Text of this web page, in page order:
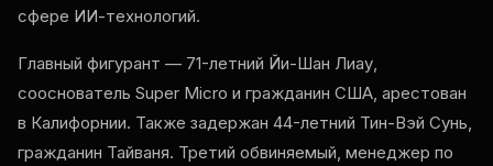
сфере ИИ-технологий.
Главный фигурант — 71-летний Йи-Шан Лиау,
сооснователь Super Micro и гражданин США, арестован
в Калифорнии. Также задержан 44-летний Тин-Вэй Сунь,
гражданин Тайваня. Третий обвиняемый, менеджер по